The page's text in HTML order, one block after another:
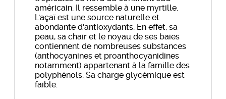
américain. Il ressemble à une myrtille.
L'açaï est une source naturelle et
abondante d'antioxydants. En effet, sa
peau, sa chair et le noyau de ses baies
contiennent de nombreuses substances
(anthocyanines et proanthocyanidines
notamment) appartenant à la famille des
polyphénols. Sa charge glycémique est
faible.